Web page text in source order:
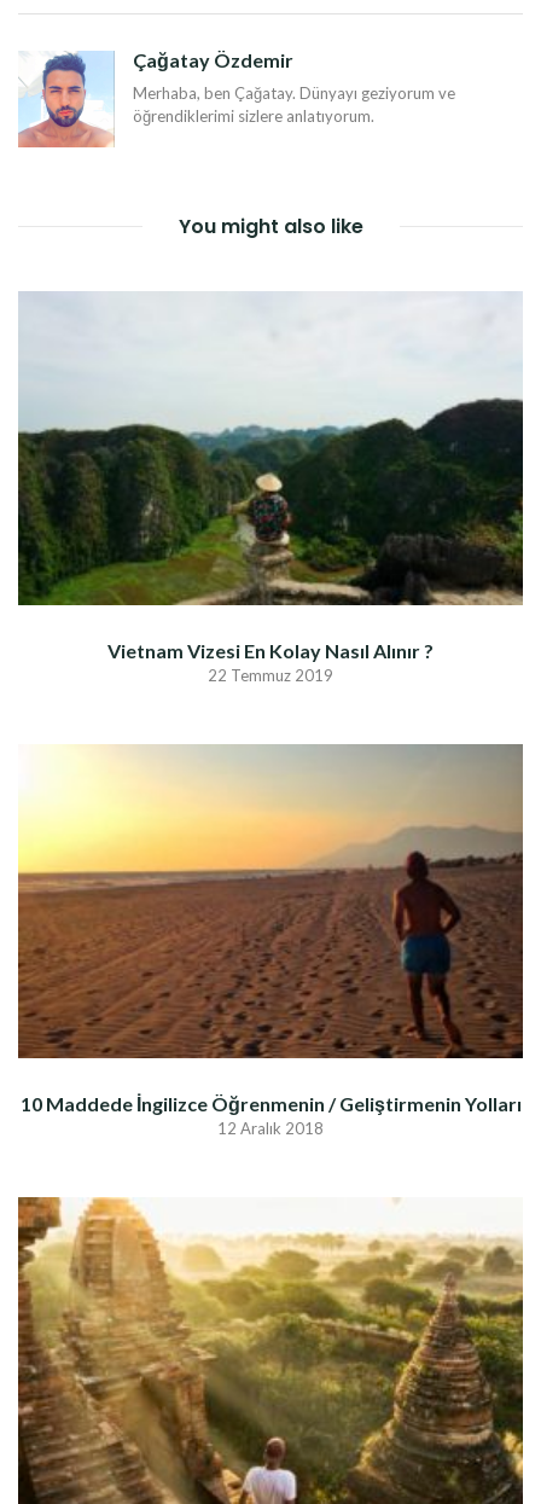
DOLAŞIMI
Çağatay Özdemir
Merhaba, ben Çağatay. Dünyayı geziyorum ve
öğrendiklerimi sizlere anlatıyorum.
You might also like
Vietnam Vizesi En Kolay Nasıl Alınır ?
22 Temmuz 2019
10 Maddede İngilizce Öğrenmenin / Geliştirmenin Yolları
12 Aralık 2018